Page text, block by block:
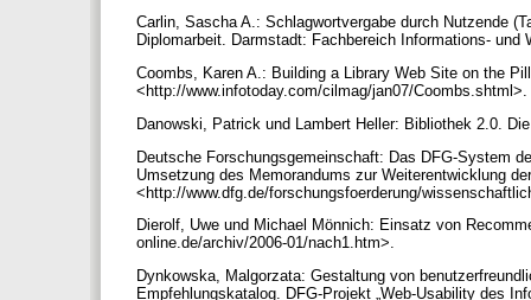
Carlin, Sascha A.: Schlagwortvergabe durch Nutzende
Diplomarbeit. Darmstadt: Fachbereich Informations-
Coombs, Karen A.: Building a Library Web Site on the
<http://www.infotoday.com/cilmag/jan07/Coombs.shtml>.
Danowski, Patrick und Lambert Heller: Bibliothek 2.0.
Deutsche Forschungsgemeinschaft: Das DFG-System
Umsetzung des Memorandums zur Weiterentwicklung
<http://www.dfg.de/forschungsfoerderung/
Dierolf, Uwe und Michael Mönnich: Einsatz von
online.de/archiv/2006-01/nach1.htm>.
Dynkowska, Malgorzata: Gestaltung von
Empfehlungskatalog. DFG-Projekt „Web-Usability des